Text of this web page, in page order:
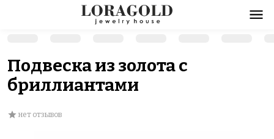
Подвеска из золота с
бриллиантами
нет отзывов